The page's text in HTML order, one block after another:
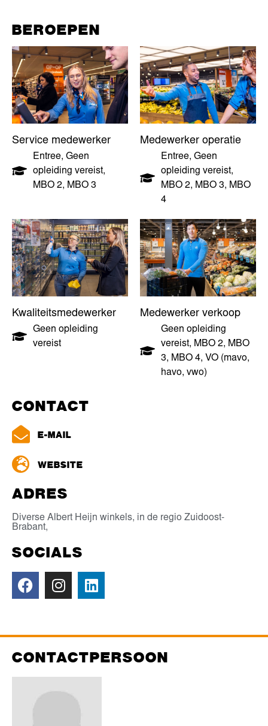
BEROEPEN
Service medewerker
Entree, Geen
opleiding vereist,
MBO 2, MBO 3
Medewerker operatie
Entree, Geen
opleiding vereist,
MBO 2, MBO 3, MBO
4
Kwaliteitsmedewerker
Geen opleiding
vereist
Medewerker verkoop
Geen opleiding
vereist, MBO 2, MBO
3, MBO 4, VO (mavo,
havo, vwo)
CONTACT
E-MAIL
WEBSITE
ADRES
Diverse Albert Heijn winkels, in de regio Zuidoost-
Brabant,
SOCIALS
CONTACTPERSOON